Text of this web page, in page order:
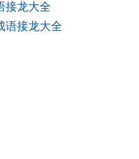
接龙大全
语接龙大全